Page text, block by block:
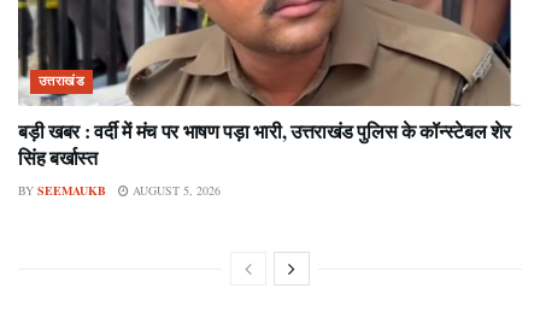
उत्तराखंड
बड़ी खबर : वर्दी में मंच पर भाषण पड़ा भारी, उत्तराखंड पुलिस के कॉन्स्टेबल शेर
सिंह बर्खास्त
BY SEEMAUKB AUGUST 5, 2026